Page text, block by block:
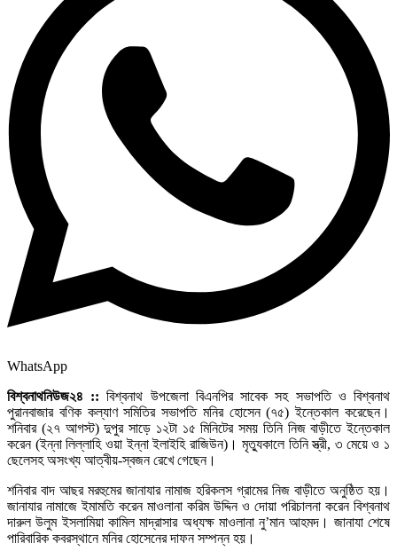
WhatsApp
বিশ্বনাথনিউজ২৪ :: বিশ্বনাথ উপজেলা বিএনপির সাবেক সহ সভাপতি ও বিশ্বনাথ
পুরানবাজার বণিক কল্যাণ সমিতির সভাপতি মনির হোসেন (৭৫) ইন্তেকাল করেছেন।
শনিবার (২৭ আগস্ট) দুপুর সাড়ে ১২টা ১৫ মিনিটের সময় তিনি নিজ বাড়ীতে ইন্তেকাল
করেন (ইন্না লিল্লাহি ওয়া ইন্না ইলাইহি রাজিউন)। মৃত্যুকালে তিনি স্ত্রী, ৩ মেয়ে ও ১
ছেলেসহ অসংখ্য আত্বীয়-স্বজন রেখে গেছেন।
শনিবার বাদ আছর মরহুমের জানাযার নামাজ হরিকলস গ্রামের নিজ বাড়ীতে অনুষ্ঠিত হয়।
জানাযার নামাজে ইমামতি করেন মাওলানা করিম উদ্দিন ও দোয়া পরিচালনা করেন বিশ্বনাথ
দারুল উলুম ইসলামিয়া কামিল মাদ্রাসার অধ্যক্ষ মাওলানা নু’মান আহমদ। জানাযা শেষে
পারিবারিক কবরস্থানে মনির হোসেনের দাফন সম্পন্ন হয়।